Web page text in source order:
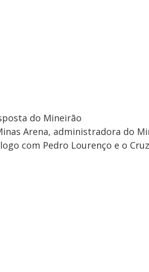
do Mineirão
Arena, administradora do
com Pedro Lourenço e o